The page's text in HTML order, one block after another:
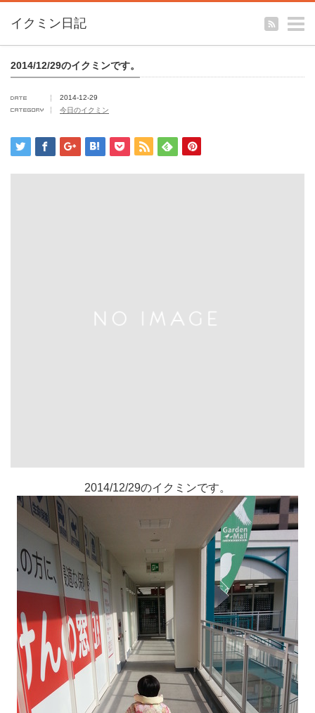
イクミン日記
2014/12/29のイクミンです。
2014-12-29
今日のイクミン
2014/12/29のイクミンです。